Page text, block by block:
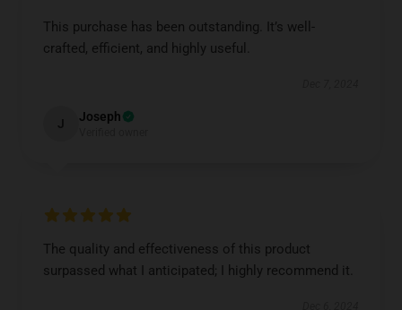
This purchase has been outstanding. It’s well-
crafted, efficient, and highly useful.
J Joseph
The quality and effectiveness of this product
surpassed what I anticipated; I highly recommend it.